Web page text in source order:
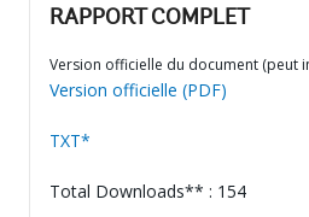
RAPPORT COMPLET
Version officielle du document (peut
Version officielle (PDF)
TXT*
Total Downloads** : 154